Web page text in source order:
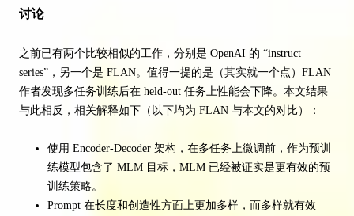
讨论
之前已有两个比较相似的工作，分别是 OpenAI 的 “instruct
series”，另一个是 FLAN。值得一提的是（其实就一个点）FLAN
作者发现多任务训练后在 held-out 任务上性能会下降。本文结果
与此相反，相关解释如下（以下均为 FLAN 与本文的对比）：
使用 Encoder-Decoder 架构，在多任务上微调前，作为预训
练模型包含了 MLM 目标，MLM 已经被证实是更有效的预
训练策略。
Prompt 在长度和创造性方面上更加多样，而多样就有效